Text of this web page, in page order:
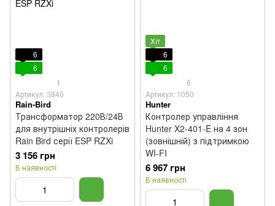
6
6
1
Артикул: 3840
Rain-Bird
Трансформатор 220В/24В
для внутрішніх контролерів
Rain Bird серії ESP RZXi
3 156 грн
В наявності
Хіт
6
6
6
Артикул: 1050
Hunter
Контролер управління
Hunter X2-401-E на 4 зон
(зовнішній) з підтримкою
WI-FI
6 967 грн
В наявності